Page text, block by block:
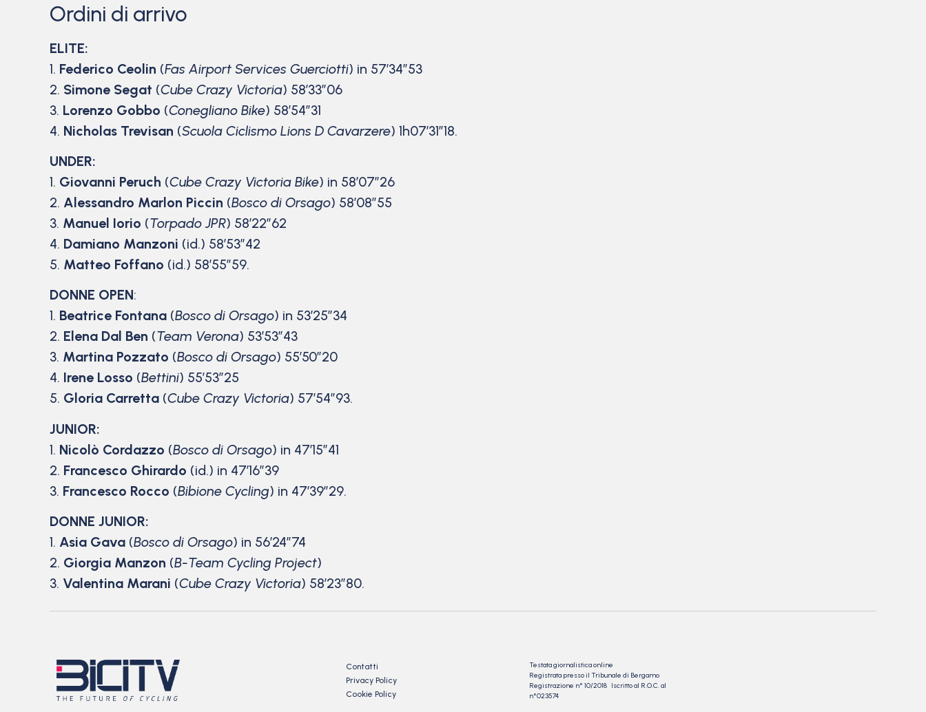
Ordini di arrivo
ELITE:
1. Federico Ceolin (Fas Airport Services Guerciotti) in 57’34″53
2. Simone Segat (Cube Crazy Victoria) 58’33″06
3. Lorenzo Gobbo (Conegliano Bike) 58’54″31
4. Nicholas Trevisan (Scuola Ciclismo Lions D Cavarzere) 1h07’31″18.
UNDER:
1. Giovanni Peruch (Cube Crazy Victoria Bike) in 58’07″26
2. Alessandro Marlon Piccin (Bosco di Orsago) 58’08″55
3. Manuel Iorio (Torpado JPR) 58’22″62
4. Damiano Manzoni (id.) 58’53″42
5. Matteo Foffano (id.) 58’55″59.
DONNE OPEN:
1. Beatrice Fontana (Bosco di Orsago) in 53’25″34
2. Elena Dal Ben (Team Verona) 53’53″43
3. Martina Pozzato (Bosco di Orsago) 55’50″20
4. Irene Losso (Bettini) 55’53″25
5. Gloria Carretta (Cube Crazy Victoria) 57’54″93.
JUNIOR:
1. Nicolò Cordazzo (Bosco di Orsago) in 47’15″41
2. Francesco Ghirardo (id.) in 47’16″39
3. Francesco Rocco (Bibione Cycling) in 47’39″29.
DONNE JUNIOR:
1. Asia Gava (Bosco di Orsago) in 56’24″74
2. Giorgia Manzon (B-Team Cycling Project)
3. Valentina Marani (Cube Crazy Victoria) 58’23″80.
Contatti
Privacy Policy
Cookie Policy
Testata giornalistica online
Registrata presso il Tribunale di Bergamo
Registrazione n° 10/2018 Iscritto al R.O.C. al
n°023574